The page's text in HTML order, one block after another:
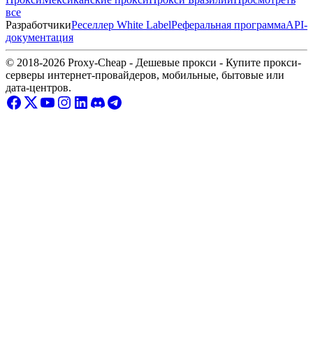
все
РазработчикиРеселлер White LabelРеферальная программаAPI-
документация
© 2018-2026 Proxy-Cheap - Дешевые прокси - Купите прокси-
серверы интернет-провайдеров, мобильные, бытовые или
дата-центров.